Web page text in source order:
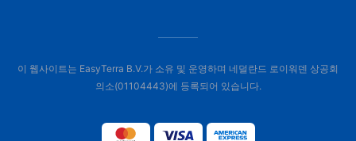
이 웹사이트는 EasyTerra B.V.가 소유 및 운영하며 네덜란드 로이워덴 상공회
의소(01104443)에 등록되어 있습니다.